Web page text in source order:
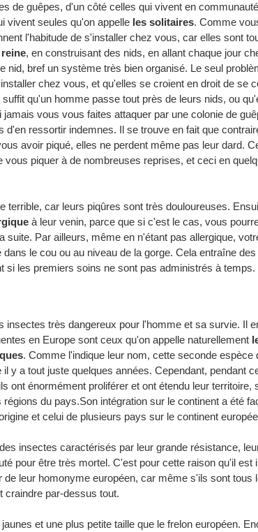
de guêpes, d'un côté celles qui vivent en
vivent seules qu'on appelle les solitaires. Comme
l'habitude de s'installer chez vous, car elles sont
reine, en construisant des nids, en allant chaque jour
nid, bref un système très bien organisé. Le seul
chez vous, et qu'elles se croient en droit de se
qu'un homme passe tout près de leurs nids, ou
vous vous faites attaquer par une colonie de
ressortir indemnes. Il se trouve en fait que
avoir piqué, elles ne perdent même pas leur dard.
piquer à de nombreuses reprises, et ceci en
terrible, car leurs piqûres sont très douloureuses.
à leur venin, parce que si c'est le cas, vous
suite. Par ailleurs, même en n'étant pas allergique,
le cou ou au niveau de la gorge. Cela entraîne
si les premiers soins ne sont pas administrés à temps.
insectes très dangereux pour l'homme et sa survie. Il
en Europe sont ceux qu'on appelle naturellement
. Comme l'indique leur nom, cette seconde espèce
y a tout juste quelques années. Cependant, pendant
ont énormément proliférer et ont étendu leur territoire,
du pays.Son intégration sur le continent a été
et celui de plusieurs pays sur le continent
insectes caractérisés par leur grande résistance,
pour être très mortel. C'est pour cette raison qu'il est
leur homonyme européen, car même s'ils sont tous
craindre par-dessus tout.
et une plus petite taille que le frelon européen.